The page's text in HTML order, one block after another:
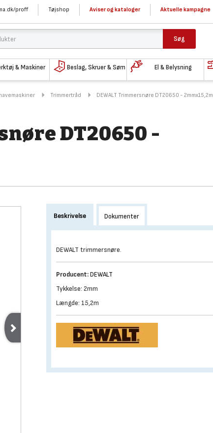
proff Tøjshop Aviser og kataloger Aktuelle kampagne
Søg
& Maskiner Beslag, Skruer & Søm El & Belysning
Trimmertråd DEWALT Trimmersnøre DT20650 - 2mmx15,2m
DT20650 -
Beskrivelse Dokumenter
DEWALT trimmersnøre.
Producent:DEWALT
Tykkelse: 2mm
Længde: 15,2m